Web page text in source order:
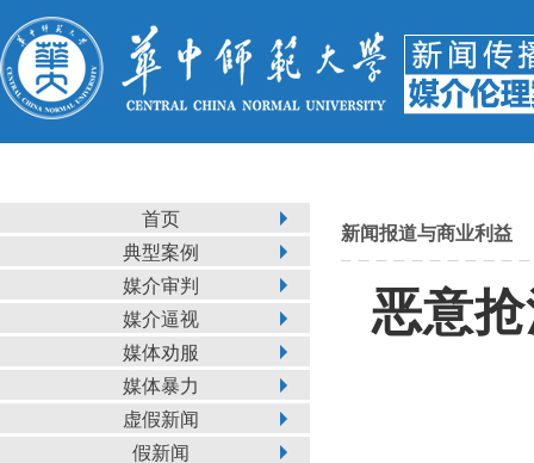
首页
典型案例
媒介审判
媒介逼视
媒体劝服
媒体暴力
虚假新闻
假新闻
新闻报道与商业利益
恶意